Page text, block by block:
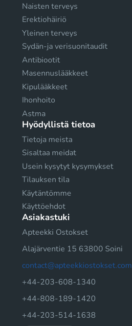
Naisten terveys
Erektiohäiriö
Yleinen terveys
Sydän-ja verisuonitaudit
Antibiootit
Masennuslääkkeet
Kipulääkkeet
Ihonhoito
Astma
Hyödyllistä tietoa
Tietoja meista
Sisaltaa meidat
Usein kysytyt kysymykset
Tilauksen tila
Käytäntömme
Käyttöehdot
Asiakastuki
Apteekki Ostokset
Alajärventie 15 63800 Soini
contact@apteekkiostokset.com
+44-203-608-1340
+44-808-189-1420
+44-203-514-1638